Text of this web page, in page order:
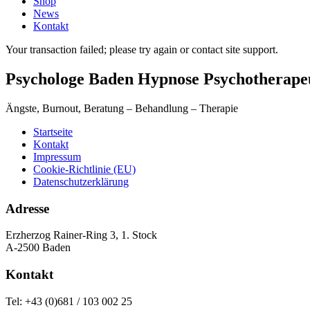
News
Kontakt
Your transaction failed; please try again or contact site support.
Psychologe Baden Hypnose
Ängste, Burnout, Beratung – Behandlung – Therapie
Startseite
Kontakt
Impressum
Cookie-Richtlinie (EU)
Datenschutzerklärung
Adresse
Erzherzog Rainer-Ring 3, 1. Stock
A-2500 Baden
Kontakt
Tel: +43 (0)681 / 103 002 25